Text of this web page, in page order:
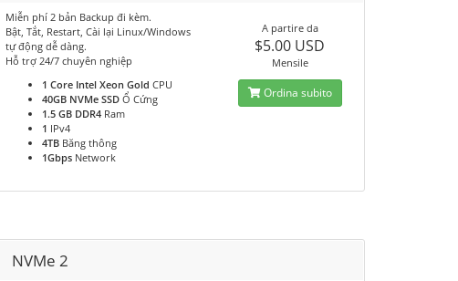
Miễn phí 2 bản Backup đi kèm.
Bật, Tắt, Restart, Cài lại Linux/Windows
tự động dễ dàng.
Hỗ trợ 24/7 chuyên nghiệp
1 Core Intel Xeon Gold CPU
40GB NVMe SSD Ổ Cứng
1.5 GB DDR4 Ram
1 IPv4
4TB Băng thông
1Gbps Network
A partire da
$5.00 USD
Mensile
Ordina subito
NVMe 2